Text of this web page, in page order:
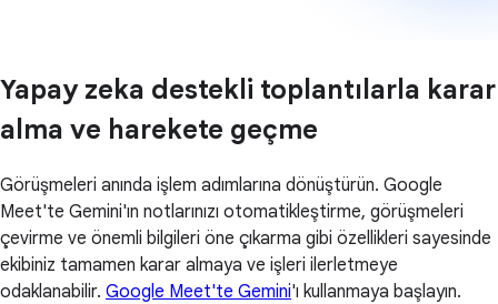
Yapay zeka destekli toplantılarla karar
alma ve harekete geçme
Görüşmeleri anında işlem adımlarına dönüştürün. Google
Meet'te Gemini'ın notlarınızı otomatikleştirme, görüşmeleri
çevirme ve önemli bilgileri öne çıkarma gibi özellikleri sayesinde
ekibiniz tamamen karar almaya ve işleri ilerletmeye
odaklanabilir. Google Meet'te Gemini'ı kullanmaya başlayın.